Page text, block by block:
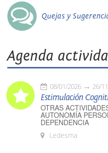
Quejas y
Agenda
08/01/2026 26/
Estimulación
OTRAS
AUTONOMÍA
DEPENDENCIA
Ledesma